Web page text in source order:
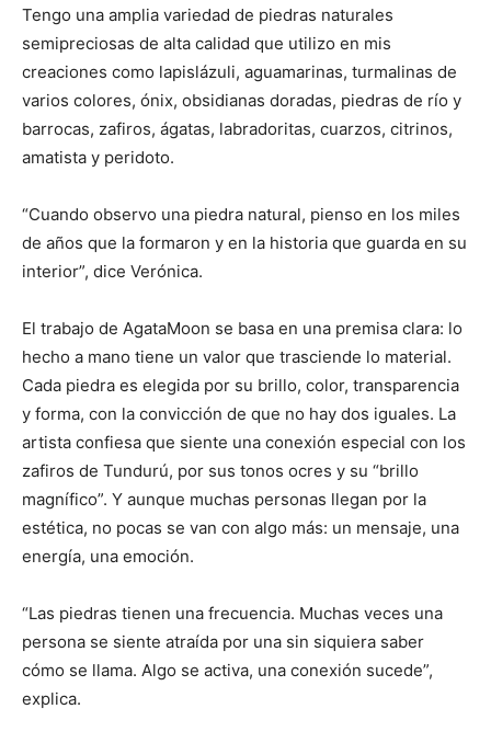
Tengo una amplia variedad de piedras naturales
semipreciosas de alta calidad que utilizo en mis
creaciones como lapislázuli, aguamarinas, turmalinas de
varios colores, ónix, obsidianas doradas, piedras de río y
barrocas, zafiros, ágatas, labradoritas, cuarzos, citrinos,
amatista y peridoto.
“Cuando observo una piedra natural, pienso en los miles
de años que la formaron y en la historia que guarda en su
interior”, dice Verónica.
El trabajo de AgataMoon se basa en una premisa clara: lo
hecho a mano tiene un valor que trasciende lo material.
Cada piedra es elegida por su brillo, color, transparencia
y forma, con la convicción de que no hay dos iguales. La
artista confiesa que siente una conexión especial con los
zafiros de Tundurú, por sus tonos ocres y su “brillo
magnífico”. Y aunque muchas personas llegan por la
estética, no pocas se van con algo más: un mensaje, una
energía, una emoción.
“Las piedras tienen una frecuencia. Muchas veces una
persona se siente atraída por una sin siquiera saber
cómo se llama. Algo se activa, una conexión sucede”,
explica.